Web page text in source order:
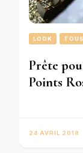
LOOK TOUS
Prête
Points
24 AVRIL 2018